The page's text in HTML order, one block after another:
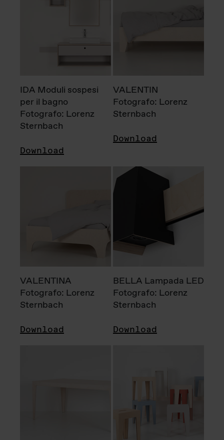
IDA Moduli sospesi
per il bagno
Fotografo: Lorenz
Sternbach
Download
VALENTIN
Fotografo: Lorenz
Sternbach
Download
VALENTINA
Fotografo: Lorenz
Sternbach
Download
BELLA Lampada LED
Fotografo: Lorenz
Sternbach
Download